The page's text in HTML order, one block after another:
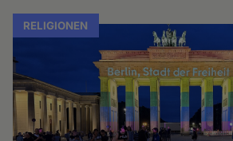
RELIGIONEN